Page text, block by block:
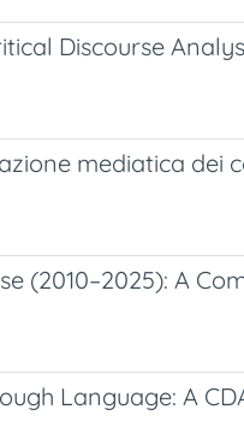
Discourse
mediatica dei
(2010–2025): A
Language: A